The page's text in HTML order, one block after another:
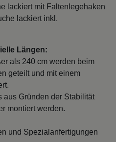
lackiert mit Faltenlegehaken
lackiert inkl.
Längen:
als 240 cm werden beim
geteilt und mit einem
aus Gründen der Stabilität
montiert werden.
und Spezialanfertigungen